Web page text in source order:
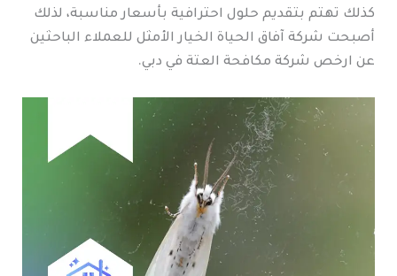
كذلك تهتم بتقديم حلول احترافية بأسعار مناسبة، لذلك
أصبحت شركة آفاق الحياة الخيار الأمثل للعملاء الباحثين
عن ارخص شركة مكافحة العتة في دبي.